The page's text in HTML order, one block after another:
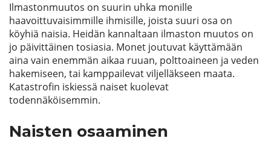
Ilmastonmuutos on suurin uhka monille
haavoittuvaisimmille ihmisille, joista suuri osa on
köyhiä naisia. Heidän kannaltaan ilmaston muutos on
jo päivittäinen tosiasia. Monet joutuvat käyttämään
aina vain enemmän aikaa ruuan, polttoaineen ja veden
hakemiseen, tai kamppailevat viljelläkseen maata.
Katastrofin iskiessä naiset kuolevat
todennäköisemmin.
Naisten osaaminen